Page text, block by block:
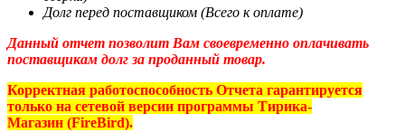
Долг перед поставщиком (Всего к оплате)
Данный отчет позволит Вам своевременно оплачивать
поставщикам долг за проданный товар.
Корректная работоспособность Отчета гарантируется
только на сетевой версии программы Тирика-
Магазин (FireBird).